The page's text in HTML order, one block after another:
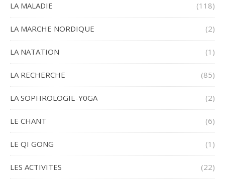
LA MALADIE (118)
LA MARCHE NORDIQUE (2)
LA NATATION (1)
LA RECHERCHE (85)
LA SOPHROLOGIE-Y0GA (2)
LE CHANT (6)
LE QI GONG (1)
LES ACTIVITES (22)